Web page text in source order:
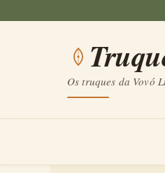
conteúdoOs truques da Vovó